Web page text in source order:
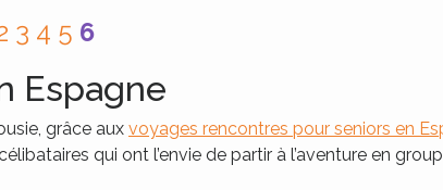
3 4 5 6
Espagne
grâce aux voyages rencontres pour seniors en
qui ont l’envie de partir à l’aventure en